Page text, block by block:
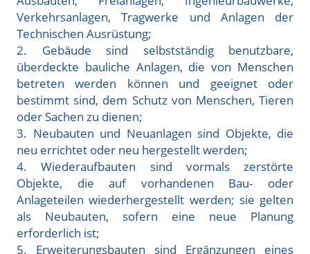
Verkehrsanlagen, Tragwerke und Anlagen der
Technischen Ausrüstung;
2. Gebäude sind selbstständig benutzbare,
überdeckte bauliche Anlagen, die von Menschen
betreten werden können und geeignet oder
bestimmt sind, dem Schutz von Menschen, Tieren
oder Sachen zu dienen;
3. Neubauten und Neuanlagen sind Objekte, die
neu errichtet oder neu hergestellt werden;
4. Wiederaufbauten sind vormals zerstörte
Objekte, die auf vorhandenen Bau- oder
Anlageteilen wiederhergestellt werden; sie gelten
als Neubauten, sofern eine neue Planung
erforderlich ist;
5. Erweiterungsbauten sind Ergänzungen eines